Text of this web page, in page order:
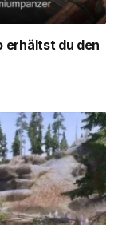
erhältst du den